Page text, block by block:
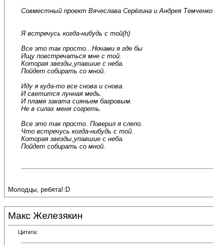
Совместный проект Вячеслава Серёгина и Андрея Темченко
Я встречусь когда-нибудь с той(h)
Все это так просто...Ночами я где бы
Ищу повстречаться мне с той.
Которая звезды,упавшие с неба.
Пойдет собирать со мной.
Иду я куда-то все снова и снова.
И светится лунная медь.
И пламя заката сияньем багровым.
Не в силах меня согреть.
Все это так просто. Поверил я слепо.
Что встречусь когда-нибудь с той.
Которая звезды,упавшие с неба.
Пойдет собирать со мной.
Молодцы, ребята!:D
Макс Железякин
Цитата: